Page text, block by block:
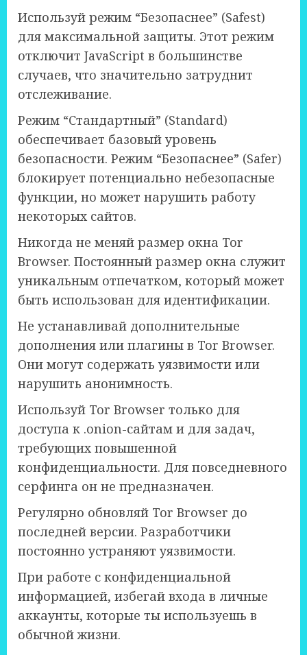
Используй режим “Безопаснее” (Safest)
для максимальной защиты. Этот режим
отключит JavaScript в большинстве
случаев, что значительно затруднит
отслеживание.
Режим “Стандартный” (Standard)
обеспечивает базовый уровень
безопасности. Режим “Безопаснее” (Safer)
блокирует потенциально небезопасные
функции, но может нарушить работу
некоторых сайтов.
Никогда не меняй размер окна Tor
Browser. Постоянный размер окна служит
уникальным отпечатком, который может
быть использован для идентификации.
Не устанавливай дополнительные
дополнения или плагины в Tor Browser.
Они могут содержать уязвимости или
нарушить анонимность.
Используй Tor Browser только для
доступа к .onion-сайтам и для задач,
требующих повышенной
конфиденциальности. Для повседневного
серфинга он не предназначен.
Регулярно обновляй Tor Browser до
последней версии. Разработчики
постоянно устраняют уязвимости.
При работе с конфиденциальной
информацией, избегай входа в личные
аккаунты, которые ты используешь в
обычной жизни.